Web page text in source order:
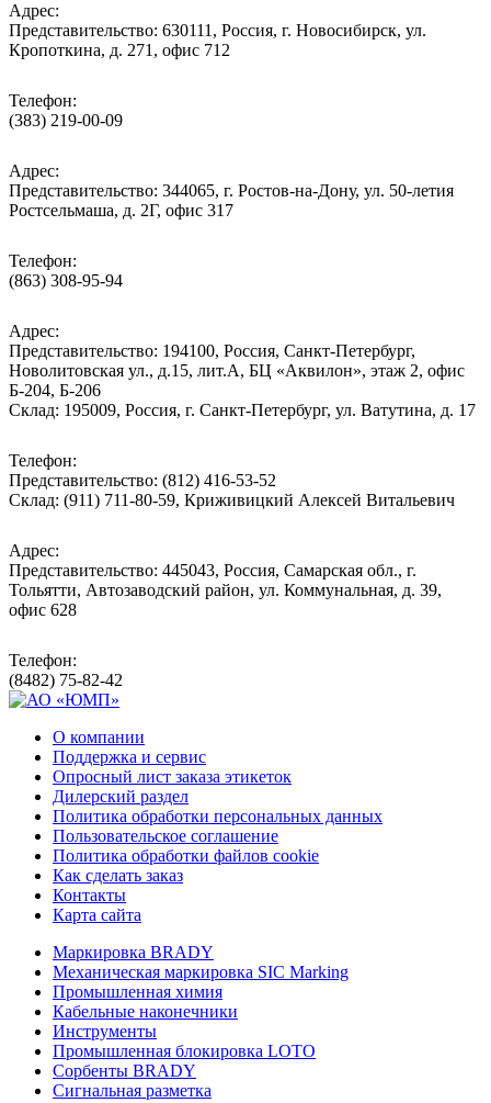
Адрес:
Представительство: 630111, Россия, г. Новосибирск, ул.
Кропоткина, д. 271, офис 712
Телефон:
(383) 219-00-09
Адрес:
Представительство: 344065, г. Ростов-на-Дону, ул. 50-летия
Ростсельмаша, д. 2Г, офис 317
Телефон:
(863) 308-95-94
Адрес:
Представительство: 194100, Россия, Санкт-Петербург,
Новолитовская ул., д.15, лит.А, БЦ «Аквилон», этаж 2, офис
Б-204, Б-206
Склад: 195009, Россия, г. Санкт-Петербург, ул. Ватутина, д. 17
Телефон:
Представительство: (812) 416-53-52
Склад: (911) 711-80-59, Криживицкий Алексей Витальевич
Адрес:
Представительство: 445043, Россия, Самарская обл., г.
Тольятти, Автозаводский район, ул. Коммунальная, д. 39,
офис 628
Телефон:
(8482) 75-82-42
О компании
Поддержка и сервис
Опросный лист заказа этикеток
Дилерский раздел
Политика обработки персональных данных
Пользовательское соглашение
Политика обработки файлов cookie
Как сделать заказ
Контакты
Карта сайта
Маркировка BRADY
Механическая маркировка SIC Marking
Промышленная химия
Кабельные наконечники
Инструменты
Промышленная блокировка LOTO
Сорбенты BRADY
Сигнальная разметка